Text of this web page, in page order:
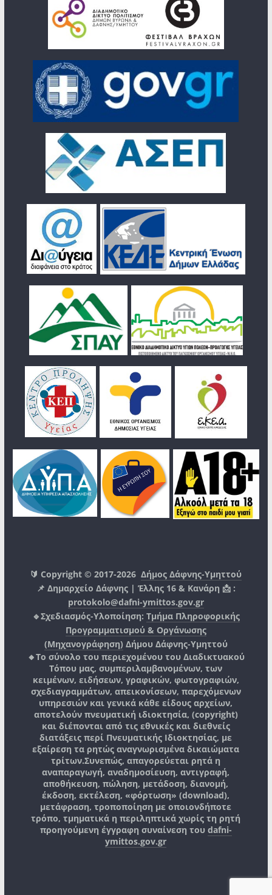
🔰 Copyright © 2017-2026Δήμος Δάφνης-Υμηττού
📌 Δημαρχείο Δάφνης | Έλλης 16 & Κανάρη 📩 :
protokolo@dafni-ymittos.gov.gr
🔹Σχεδιασμός-Υλοποίηση: Τμήμα Πληροφορικής
Προγραμματισμού & Οργάνωσης
(Μηχανογράφηση) Δήμου Δάφνης-Υμηττού
🔸Το σύνολο του περιεχομένου του Διαδικτυακού
Τόπου μας, συμπεριλαμβανομένων, των
κειμένων, ειδήσεων, γραφικών, φωτογραφιών,
σχεδιαγραμμάτων, απεικονίσεων, παρεχόμενων
υπηρεσιών και γενικά κάθε είδους αρχείων,
αποτελούν πνευματική ιδιοκτησία, (copyright)
και διέπονται από τις εθνικές και διεθνείς
διατάξεις περί Πνευματικής Ιδιοκτησίας, με
εξαίρεση τα ρητώς αναγνωρισμένα δικαιώματα
τρίτων.Συνεπώς, απαγορεύεται ρητά η
αναπαραγωγή, αναδημοσίευση, αντιγραφή,
αποθήκευση, πώληση, μετάδοση, διανομή,
έκδοση, εκτέλεση, «φόρτωση» (download),
μετάφραση, τροποποίηση με οποιονδήποτε
τρόπο, τμηματικά η περιληπτικά χωρίς τη ρητή
προηγούμενη έγγραφη συναίνεση του dafni-
ymittos.gov.gr